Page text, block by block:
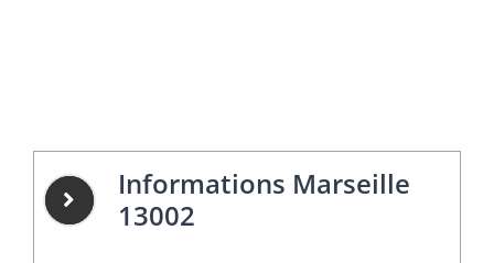
Informations Marseille
13002